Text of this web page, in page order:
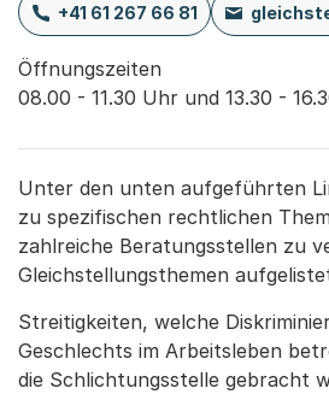
+41 61 267 66 81
Öffnungszeiten
08.00 - 11.30 Uhr und 13.30 -
Unter den unten aufgeführten
zu spezifischen rechtlichen
zahlreiche Beratungsstellen zu
Gleichstellungsthemen
Streitigkeiten, welche
Geschlechts im Arbeitsleben
die Schlichtungsstelle gebracht